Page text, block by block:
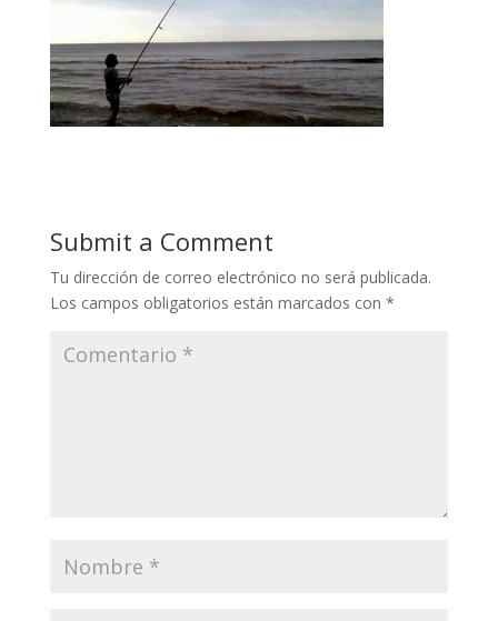
Submit a Comment
Tu dirección de correo electrónico no será publicada.
Los campos obligatorios están marcados con *